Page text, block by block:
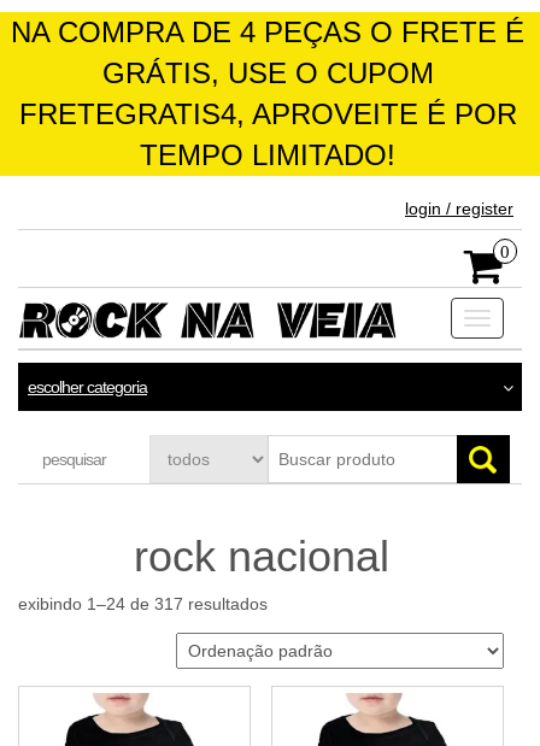
NA COMPRA DE 4 PEÇAS O FRETE É
GRÁTIS, USE O CUPOM
FRETEGRATIS4, APROVEITE É POR
TEMPO LIMITADO!
login / register
0
Toggle
escolher categoria
pesquisar
rock nacional
exibindo 1–24 de 317 resultados